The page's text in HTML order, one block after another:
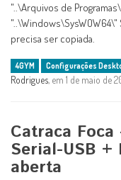
"..\Arquivos de
precisa ser copiada.
4GYM Configurações
Rodrigues, em 1 de maio de
Catraca
Serial-USB +
aberta